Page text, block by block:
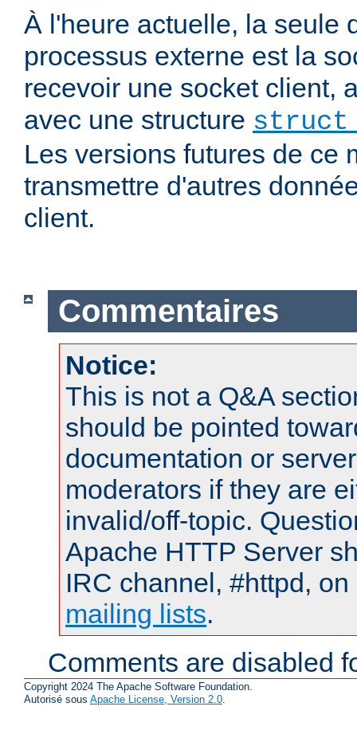
À l'heure actuelle, la seule
processus externe est la
recevoir une socket client,
avec une structure struct
Les versions futures de ce
transmettre d'autres
client.
Commentaires
Notice:
This is not a Q&A
should be pointed
documentation or
moderators if they are
invalid/off-topic.
Apache HTTP Server
IRC channel, #httpd,
mailing lists.
Comments are disabled
Copyright 2024 The Apache Software Foundation.
Autorisé sous Apache License, Version 2.0.